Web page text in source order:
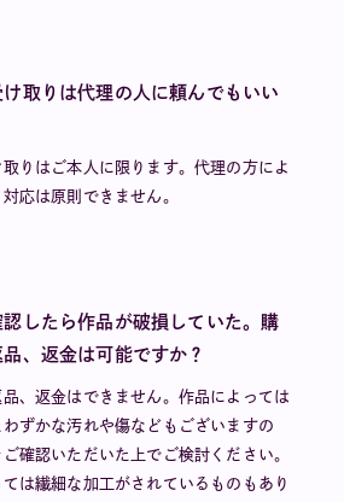
取りは代理の人に頼んでもいい
りはご本人に限ります。代理の方によ
応は原則できません。
したら作品が破損していた。購
、返金は可能ですか？
、返金はできません。作品によっては
ずかな汚れや傷などもございますの
確認いただいた上でご検討ください。
は繊細な加工がされているものもあり